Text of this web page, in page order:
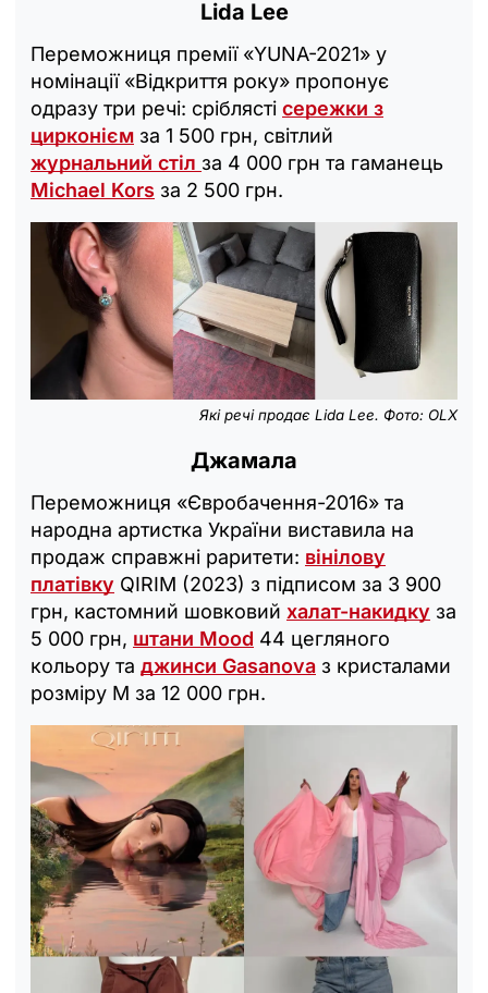
Lida Lee
Переможниця премії «YUNA-2021» у
номінації «Відкриття року» пропонує
одразу три речі: сріблясті сережки з
цирконієм за 1 500 грн, світлий
журнальний стіл за 4 000 грн та гаманець
Michael Kors за 2 500 грн.
Які речі продає Lida Lee. Фото: OLX
Джамала
Переможниця «Євробачення-2016» та
народна артистка України виставила на
продаж справжні раритети: вінілову
платівку QIRIM (2023) з підписом за 3 900
грн, кастомний шовковий халат-накидку за
5 000 грн, штани Mood 44 цегляного
кольору та джинси Gasanova з кристалами
розміру М за 12 000 грн.